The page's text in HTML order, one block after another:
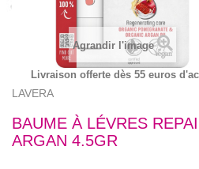
Agrandir l'image
Livraison offerte dès 55 euros
LAVERA
BAUME À LÉVRES
ARGAN 4.5GR